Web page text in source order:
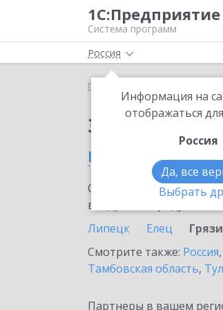
1С:Предприятие
Система программ
Россия
Информация на
отображаться
Россия
Да, все
Выбрать
Главная
Заказать
в Грязях
Ознакомьтесь с
внедрение продукта.
Липецк
Елец
Грязи
Смотрите также: Россия,
Тамбовская область,
Партнеры в вашем